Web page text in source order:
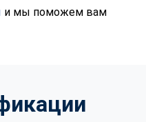
и мы поможем вам